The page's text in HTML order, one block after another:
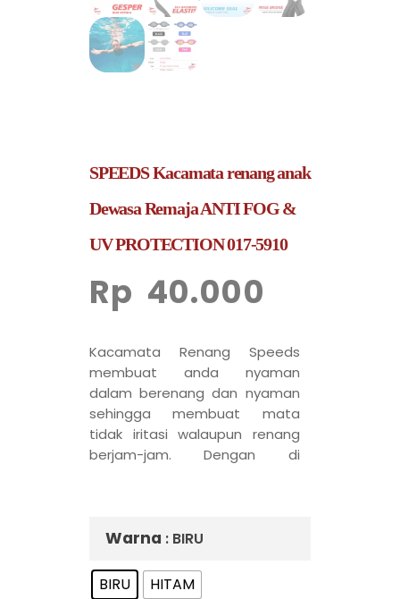
SPEEDS Kacamata renang anak
Dewasa Remaja ANTI FOG &
UV PROTECTION 017-5910
Rp 40.000
Kacamata Renang Speeds
membuat anda nyaman
dalam berenang dan nyaman
sehingga membuat mata
tidak iritasi walaupun renang
berjam-jam. Dengan di
bekas di wajah anda.
Warna : BIRU
BIRU HITAM